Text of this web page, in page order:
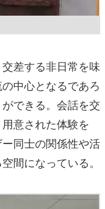
差する非日常を味
中心となるであろ
できる。会話を交
意された体験を
同士の関係性や活
間になっている。